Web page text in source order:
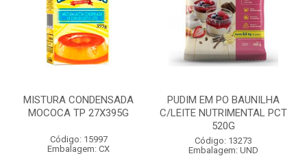
MISTURA CONDENSADA
MOCOCA TP 27X395G
Código: 15997
Embalagem: CX
PUDIM EM PO BAUNILHA
C/LEITE NUTRIMENTAL PCT
520G
Código: 13273
Embalagem: UND